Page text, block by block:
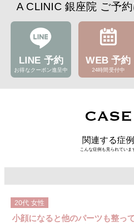
A CLINIC 銀座院 ご予
LINE 予約
お得なクーポン進呈中
WEB 予約
24時間受付中
CASE
関連する症例
こんな症例も見られていま
20代 女性
小顔になると他のパーツも整っ